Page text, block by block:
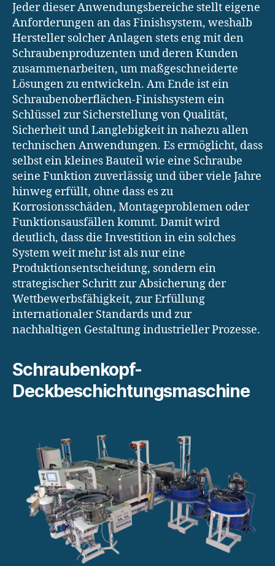
Jeder dieser Anwendungsbereiche stellt eigene
Anforderungen an das Finishsystem, weshalb
Hersteller solcher Anlagen stets eng mit den
Schraubenproduzenten und deren Kunden
zusammenarbeiten, um maßgeschneiderte
Lösungen zu entwickeln. Am Ende ist ein
Schraubenoberflächen-Finishsystem ein
Schlüssel zur Sicherstellung von Qualität,
Sicherheit und Langlebigkeit in nahezu allen
technischen Anwendungen. Es ermöglicht, dass
selbst ein kleines Bauteil wie eine Schraube
seine Funktion zuverlässig und über viele Jahre
hinweg erfüllt, ohne dass es zu
Korrosionsschäden, Montageproblemen oder
Funktionsausfällen kommt. Damit wird
deutlich, dass die Investition in ein solches
System weit mehr ist als nur eine
Produktionsentscheidung, sondern ein
strategischer Schritt zur Absicherung der
Wettbewerbsfähigkeit, zur Erfüllung
internationaler Standards und zur
nachhaltigen Gestaltung industrieller Prozesse.
Schraubenkopf-
Deckbeschichtungsmaschine